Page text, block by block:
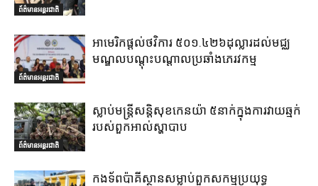
ព័ត៌មានអន្តរជាតិ
ព័ត៌មានអន្តរជាតិ
អាមេរិកផ្តល់ថវិការ ៥០១.៤២៦ដុល្លារដល់មជ្ឈ
មណ្ឌលបណ្តុះបណ្តាលប្រឆាំងភេរវកម្ម
ព័ត៌មានអន្តរជាតិ
ស្លាប់មន្ត្រីសន្តិសុខកេនយ៉ា ៥នាក់ក្នុងការវាយឆ្មក់
របស់ពួកអាល់ស្ហាបាប
កងទ័ពប៉ាគីស្ថានសម្លាប់ពួកសកម្មប្រយុទ្ធ